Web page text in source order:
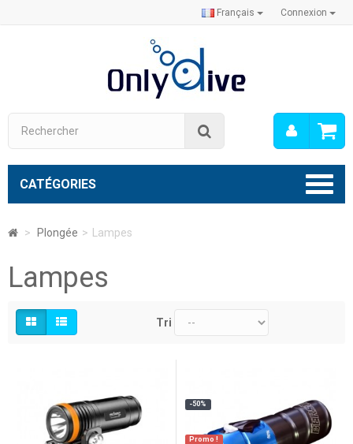
Connexion
Français
Mon
CATÉGORIES
> Plongée > Lampes
Lampes
Tri
Promo !
-50%